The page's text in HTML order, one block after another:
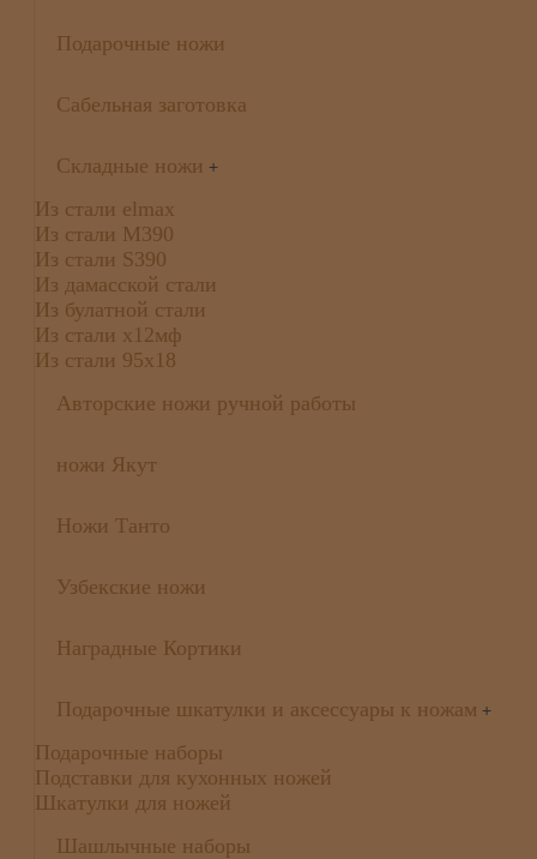
Подарочные ножи
Сабельная заготовка
Складные ножи +
Из стали elmax
Из стали М390
Из стали S390
Из дамасской стали
Из булатной стали
Из стали х12мф
Из стали 95х18
Авторские ножи ручной работы
ножи Якут
Ножи Танто
Узбекские ножи
Наградные Кортики
Подарочные шкатулки и аксессуары к ножам +
Подарочные наборы
Подставки для кухонных ножей
Шкатулки для ножей
Шашлычные наборы